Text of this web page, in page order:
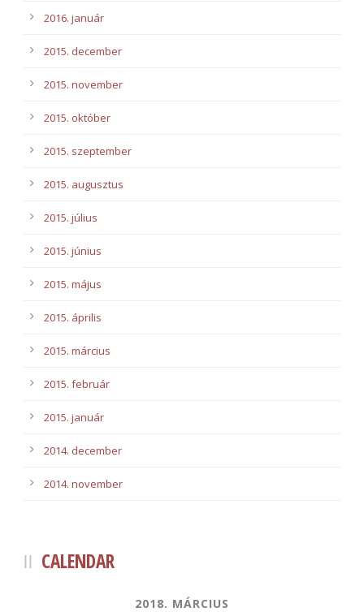
2016. január
2015. december
2015. november
2015. október
2015. szeptember
2015. augusztus
2015. július
2015. június
2015. május
2015. április
2015. március
2015. február
2015. január
2014. december
2014. november
CALENDAR
2018. MÁRCIUS